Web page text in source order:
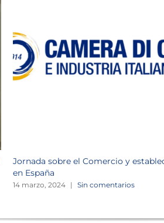
Jornada sobre el Comercio y
en España
14 marzo, 2024 | Sin comentarios